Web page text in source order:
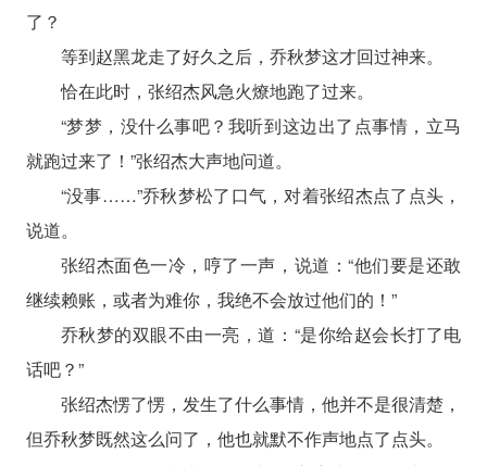
了？
等到赵黑龙走了好久之后，乔秋梦这才回过神来。
恰在此时，张绍杰风急火燎地跑了过来。
“梦梦，没什么事吧？我听到这边出了点事情，立马
就跑过来了！”张绍杰大声地问道。
“没事……”乔秋梦松了口气，对着张绍杰点了点头，
说道。
张绍杰面色一冷，哼了一声，说道：“他们要是还敢
继续赖账，或者为难你，我绝不会放过他们的！”
乔秋梦的双眼不由一亮，道：“是你给赵会长打了电
话吧？”
张绍杰愣了愣，发生了什么事情，他并不是很清楚，
但乔秋梦既然这么问了，他也就默不作声地点了点头。